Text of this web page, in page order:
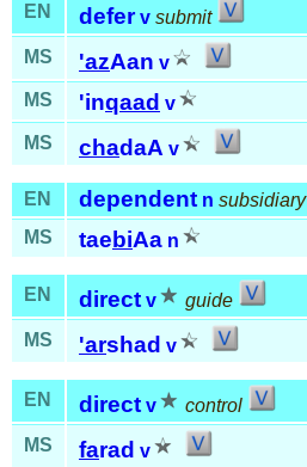
EN defer v submit
MS
'azAan v
MS 'inqaad v
MS chadaA v
EN dependent n subsidiary
MS
taebiAa n
EN direct v
guide
MS
'arshad v
EN direct v
control
MS
farad v